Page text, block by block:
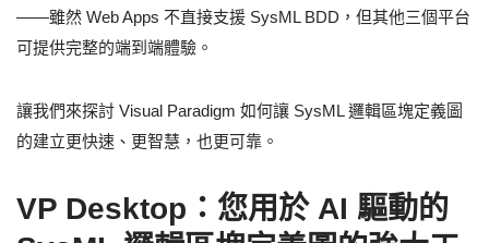
——雖然 Web Apps 不直接支援 SysML BDD，但其他三個平台
可提供完整的端到端體驗。
讓我們來探討 Visual Paradigm 如何讓 SysML 邏輯區塊定義圖
的建立更快速、更智慧，也更可靠。
VP Desktop：您用於 AI 驅動的